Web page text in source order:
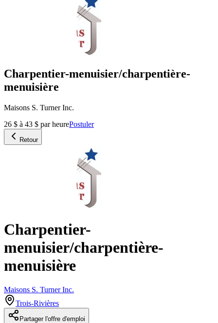
Charpentier-menuisier/charpentière-
menuisière
Maisons S. Turner Inc.
26 $ à 43 $ par heurePostuler
Retour
Charpentier-
menuisier/charpentière-
menuisière
Maisons S. Turner Inc.
Trois-Rivières
Partager l'offre d'emploi